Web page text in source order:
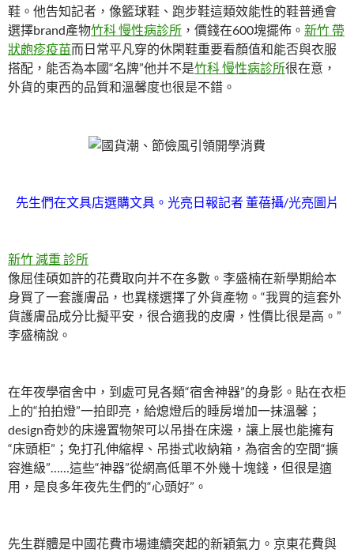
鞋。他告知記者，像籃球鞋、跑步鞋這類效能性的鞋普通會
選擇brand產物竹科 慢性病診所 ，價錢在600塊擺佈。 新竹 帶
狀皰疹疫苗而日常平凡穿的休閑鞋重要看顏值和能否與衣服
搭配，能否為本國“名牌”他并不是竹科 慢性病診所很在意，
外貨的東西的品質和溫馨度也很是不錯。
先生們在文具店選購文具。光亮日報記者 董蓓攝/光亮圖片
新竹 減重 診所
像屈佳碩如許的花費取向并不在多數。李盛楠在新學期給本
身買了一套護膚品，也異樣選擇了外貨產物。“我買的這套外
貨護膚品成分比擬平安，很合適我的皮膚，性價比很是高。”
李盛楠說。
在年夜學宿舍中，到處可見各類“宿舍神器”的身影。貼在衣柜
上的“拍拍燈”一拍即亮，給熄燈后的睡房增加一抹溫馨；
design奇妙的床邊置物架可以吊掛在床邊，讓上展也能擁有
“床頭柜”；免打孔伸縮桿、吊掛式收納箱，為宿舍的空間“擴
容進級”……這些“神器”從網高低單不外幾十塊錢，但很是適
用，是良多年夜先生們的“心頭好”。
先生群體是中國花費市場連續突起的新穎氣力。京東花費與